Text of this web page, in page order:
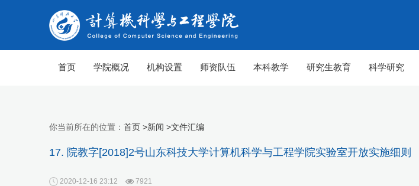
首页 学院概况 机构设置 师资队伍 本科教学 研究生教育 科学研究
你当前所在的位置： 首页 >新闻 >文件汇编
17. 院教字[2018]2号山东科技大学计算机科学与工程学院实验室开放实施细则
2020-12-16 23:12 7921